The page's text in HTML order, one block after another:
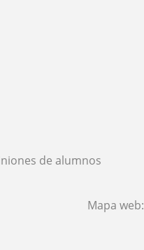
de alumnos
Mapa web: